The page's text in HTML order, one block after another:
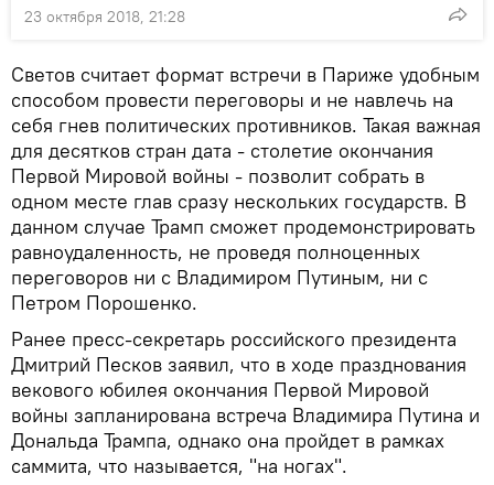
23 октября 2018, 21:28
Светов считает формат встречи в Париже удобным
способом провести переговоры и не навлечь на
себя гнев политических противников. Такая важная
для десятков стран дата - столетие окончания
Первой Мировой войны - позволит собрать в
одном месте глав сразу нескольких государств. В
данном случае Трамп сможет продемонстрировать
равноудаленность, не проведя полноценных
переговоров ни с Владимиром Путиным, ни с
Петром Порошенко.
Ранее пресс-секретарь российского президента
Дмитрий Песков заявил, что в ходе празднования
векового юбилея окончания Первой Мировой
войны запланирована встреча Владимира Путина и
Дональда Трампа, однако она пройдет в рамках
саммита, что называется, "на ногах".